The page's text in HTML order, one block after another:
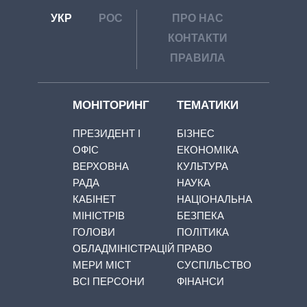
УКР РОС
ПРО НАС
КОНТАКТИ
ПРАВИЛА
МОНІТОРИНГ
ПРЕЗИДЕНТ І
ОФІС
ВЕРХОВНА
РАДА
КАБІНЕТ
МІНІСТРІВ
ГОЛОВИ
ОБЛАДМІНІСТРАЦІЙ
МЕРИ МІСТ
ВСІ ПЕРСОНИ
ТЕМАТИКИ
БІЗНЕС
ЕКОНОМІКА
КУЛЬТУРА
НАУКА
НАЦІОНАЛЬНА
БЕЗПЕКА
ПОЛІТИКА
ПРАВО
СУСПІЛЬСТВО
ФІНАНСИ